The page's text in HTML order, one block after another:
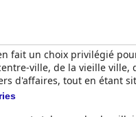
fait un choix privilégié
ville, de la vieille ville,
d'affaires, tout en étant